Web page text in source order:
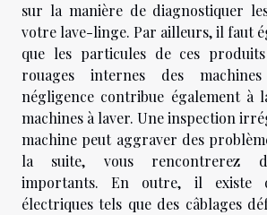
sur la manière de diagnostiquer
votre lave-linge. Par ailleurs, il faut
que les particules de ces
rouages internes des
négligence contribue également à
machines à laver. Une inspection
machine peut aggraver des
la suite, vous rencontrerez
importants. En outre, il existe
électriques tels que des câblages